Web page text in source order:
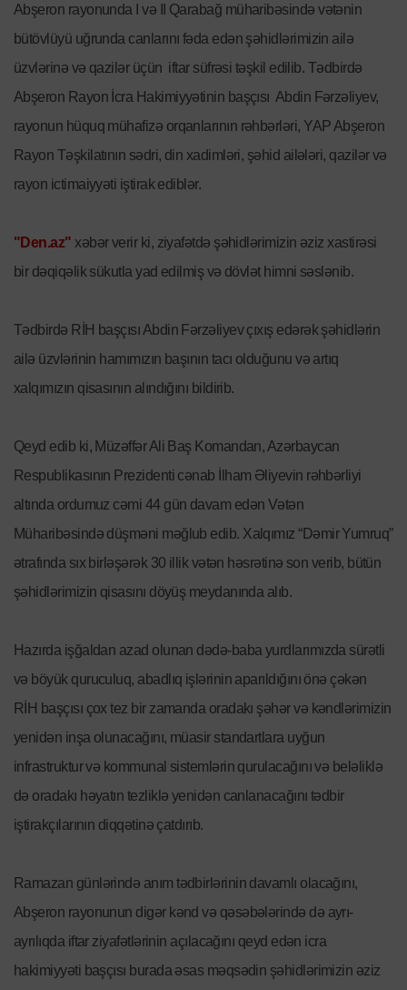
Abşeron rayonunda I və II Qarabağ müharibəsində vətənin
bütövlüyü uğrunda canlarını fəda edən şəhidlərimizin ailə
üzvlərinə və qazilər üçün iftar süfrəsi təşkil edilib. Tədbirdə
Abşeron Rayon İcra Hakimiyyətinin başçısı Abdin Fərzəliyev,
rayonun hüquq mühafizə orqanlarının rəhbərləri, YAP Abşeron
Rayon Təşkilatının sədri, din xadimləri, şəhid ailələri, qazilər və
rayon ictimaiyyəti iştirak ediblər.
"Den.az" xəbər verir ki, ziyafətdə şəhidlərimizin əziz xastirəsi
bir dəqiqəlik sükutla yad edilmiş və dövlət himni səslənib.
Tədbirdə RİH başçısı Abdin Fərzəliyev çıxış edərək şəhidlərin
ailə üzvlərinin hamımızın başının tacı olduğunu və artıq
xalqımızın qisasının alındığını bildirib.
Qeyd edib ki, Müzəffər Ali Baş Komandan, Azərbaycan
Respublikasının Prezidenti cənab İlham Əliyevin rəhbərliyi
altında ordumuz cəmi 44 gün davam edən Vətən
Müharibəsində düşməni məğlub edib. Xalqımız “Dəmir Yumruq”
ətrafında sıx birləşərək 30 illik vətən həsrətinə son verib, bütün
şəhidlərimizin qisasını döyüş meydanında alıb.
Hazırda işğaldan azad olunan dədə-baba yurdlarımızda sürətli
və böyük quruculuq, abadlıq işlərinin aparıldığını önə çəkən
RİH başçısı çox tez bir zamanda oradakı şəhər və kəndlərimizin
yenidən inşa olunacağını, müasir standartlara uyğun
infrastruktur və kommunal sistemlərin qurulacağını və beləliklə
də oradakı həyatın tezliklə yenidən canlanacağını tədbir
iştirakçılarının diqqətinə çatdırıb.
Ramazan günlərində anım tədbirlərinin davamlı olacağını,
Abşeron rayonunun digər kənd və qəsəbələrində də ayrı-
ayrılıqda iftar ziyafətlərinin açılacağını qeyd edən icra
hakimiyyəti başçısı burada əsas məqsədin şəhidlərimizin əziz